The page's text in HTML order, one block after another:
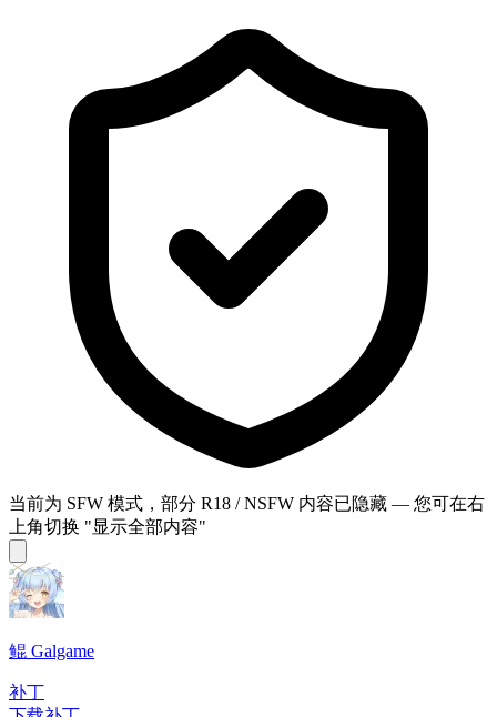
当前为 SFW 模式，部分 R18 / NSFW 内容已隐藏 — 您可在右
上角切换 "显示全部内容"
鲲 Galgame
补丁